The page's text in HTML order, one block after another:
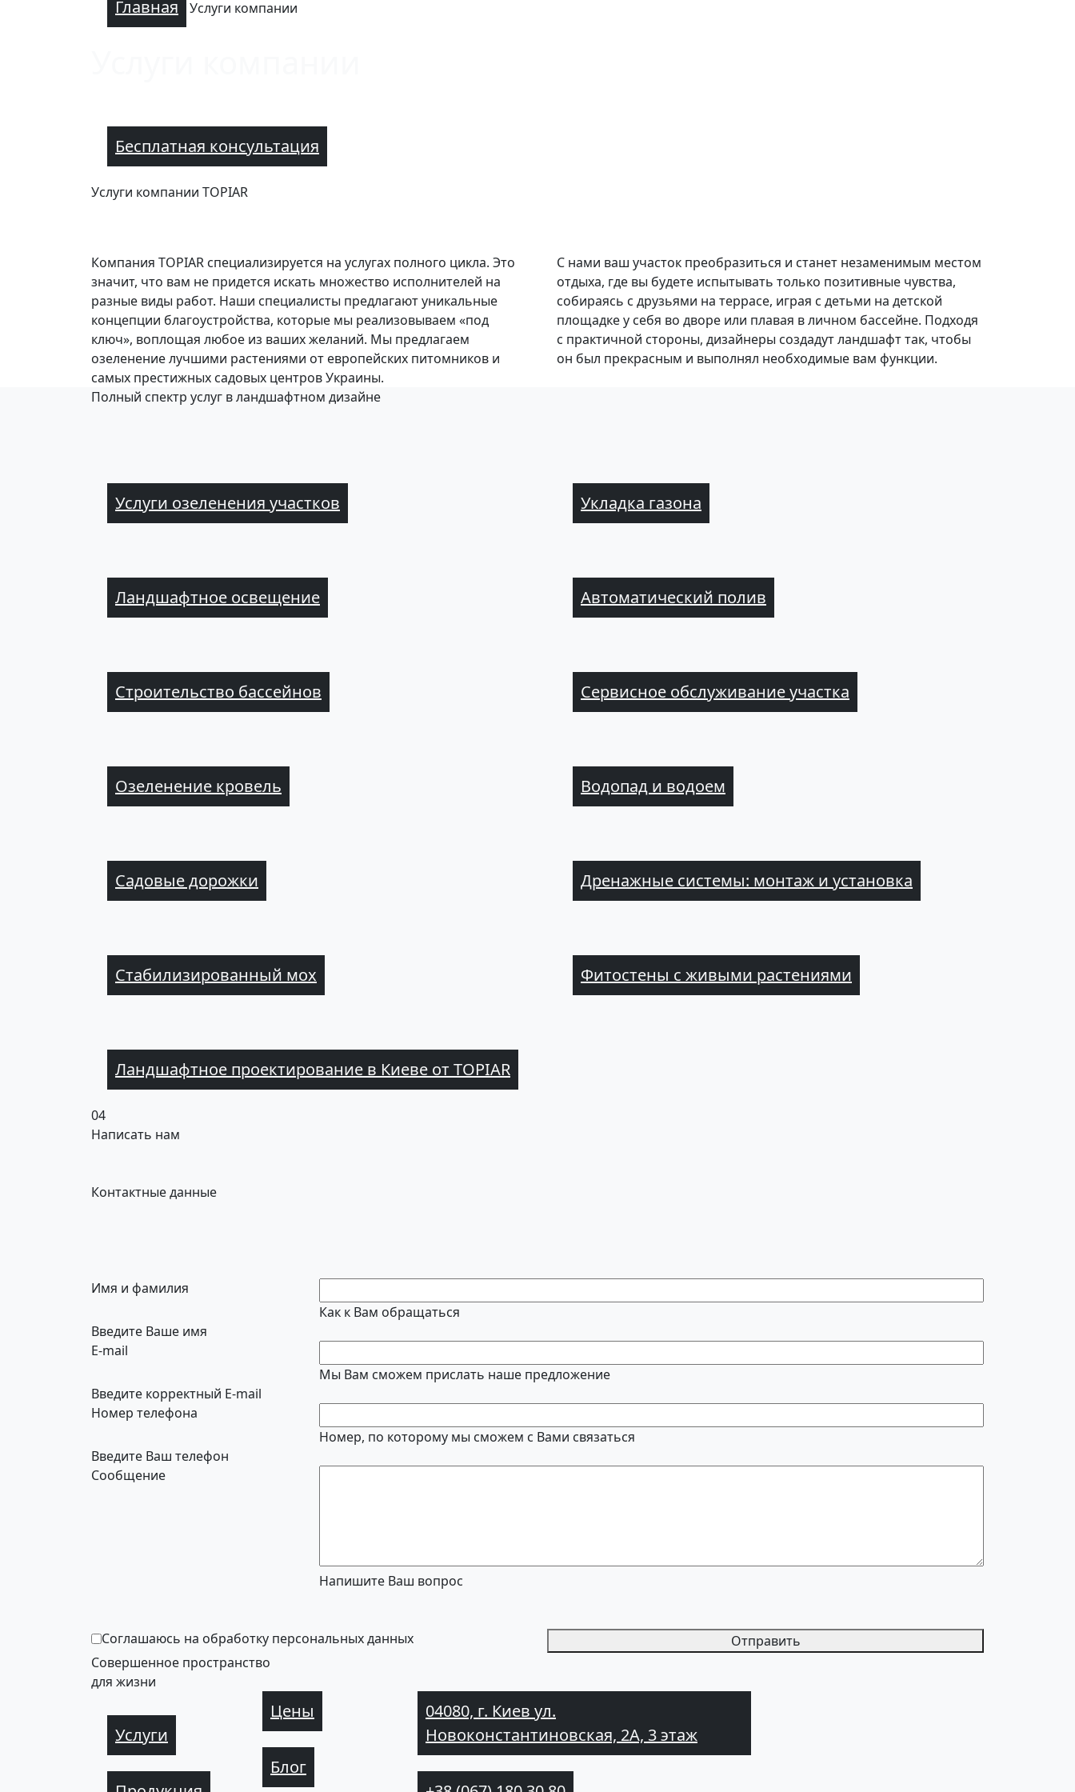
Главная Услуги компании
Бесплатная консультация
Услуги компании TOPIAR
Компания TOPIAR специализируется на услугах полного цикла. Это
значит, что вам не придется искать множество исполнителей на
разные виды работ. Наши специалисты предлагают уникальные
концепции благоустройства, которые мы реализовываем «под
ключ», воплощая любое из ваших желаний. Мы предлагаем
озеленение лучшими растениями от европейских питомников и
самых престижных садовых центров Украины.
С нами ваш участок преобразиться и станет незаменимым местом
отдыха, где вы будете испытывать только позитивные чувства,
собираясь с друзьями на террасе, играя с детьми на детской
площадке у себя во дворе или плавая в личном бассейне. Подходя
с практичной стороны, дизайнеры создадут ландшафт так, чтобы
он был прекрасным и выполнял необходимые вам функции.
Полный спектр услуг в ландшафтном дизайне
Услуги озеленения участков Укладка газона
Ландшафтное освещение Автоматический полив
Строительство бассейнов Сервисное обслуживание участка
Озеленение кровель Водопад и водоем
Садовые дорожки Дренажные системы: монтаж и установка
Стабилизированный мох Фитостены с живыми растениями
Ландшафтное проектирование в Киеве от TOPIAR
04
Написать нам
Контактные данные
Имя и фамилия
Как к Вам обращаться
Введите Ваше имя
E-mail
Мы Вам сможем прислать наше предложение
Введите корректный E-mail
Номер телефона
Номер, по которому мы сможем с Вами связаться
Введите Ваш телефон
Сообщение
Напишите Ваш вопрос
Соглашаюсь на обработку персональных данных
Отправить
Совершенное пространство
для жизни
Услуги
Цены
Блог
04080, г. Киев ул.
Новоконстантиновская, 2А, 3 этаж